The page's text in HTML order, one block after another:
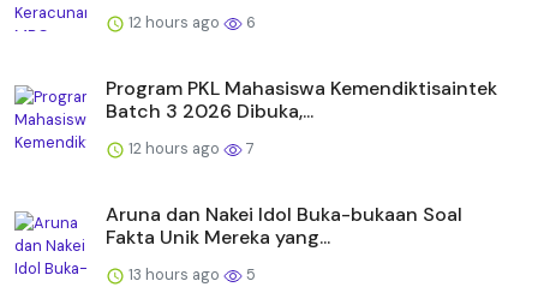
12 hours ago 6
Program PKL Mahasiswa Kemendiktisaintek
Batch 3 2026 Dibuka,...
12 hours ago 7
Aruna dan Nakei Idol Buka-bukaan Soal
Fakta Unik Mereka yang...
13 hours ago 5